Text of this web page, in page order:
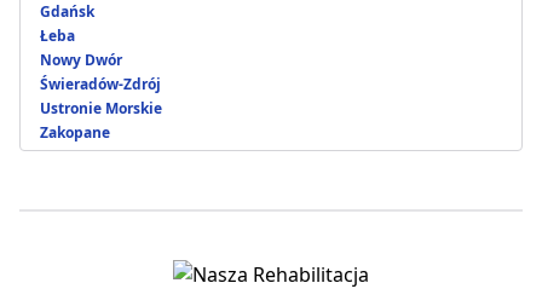
Gdańsk
Łeba
Nowy Dwór
Świeradów-Zdrój
Ustronie Morskie
Zakopane